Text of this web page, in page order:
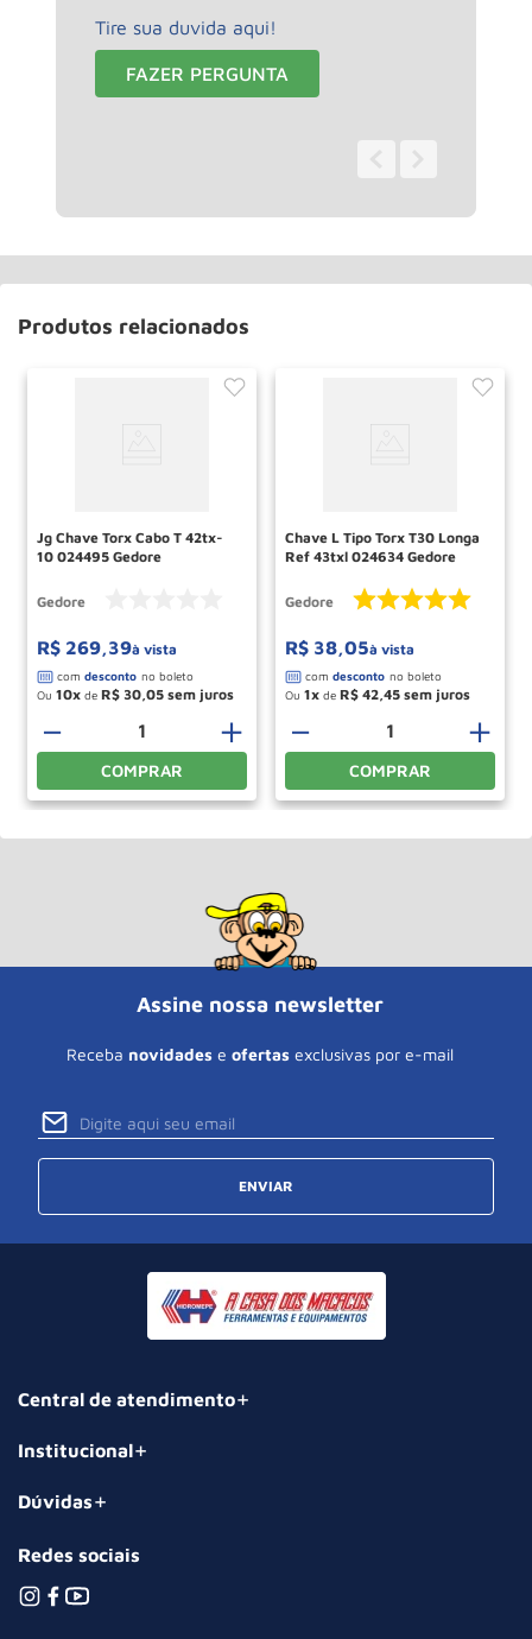
Tire sua duvida aqui!
FAZER PERGUNTA
Produtos relacionados
Jg Chave Torx Cabo T 42tx-
10 024495 Gedore
Gedore
R$ 269,39à vista
Ou 10 de R$ 30,05
＋
－
COMPRAR
Chave L Tipo Torx T30 Longa
Ref 43txl 024634 Gedore
Gedore
R$ 38,05à vista
Ou 1 de R$ 42,45
＋
－
COMPRAR
Assine nossa newsletter
Receba novidades e ofertas exclusivas por e-mail
ENVIAR
Central de atendimento
Institucional
Dúvidas
Redes sociais